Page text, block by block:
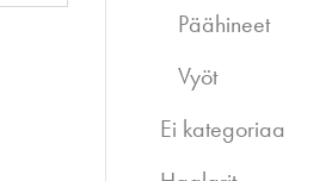
Päähineet
Vyöt
Ei kategoriaa